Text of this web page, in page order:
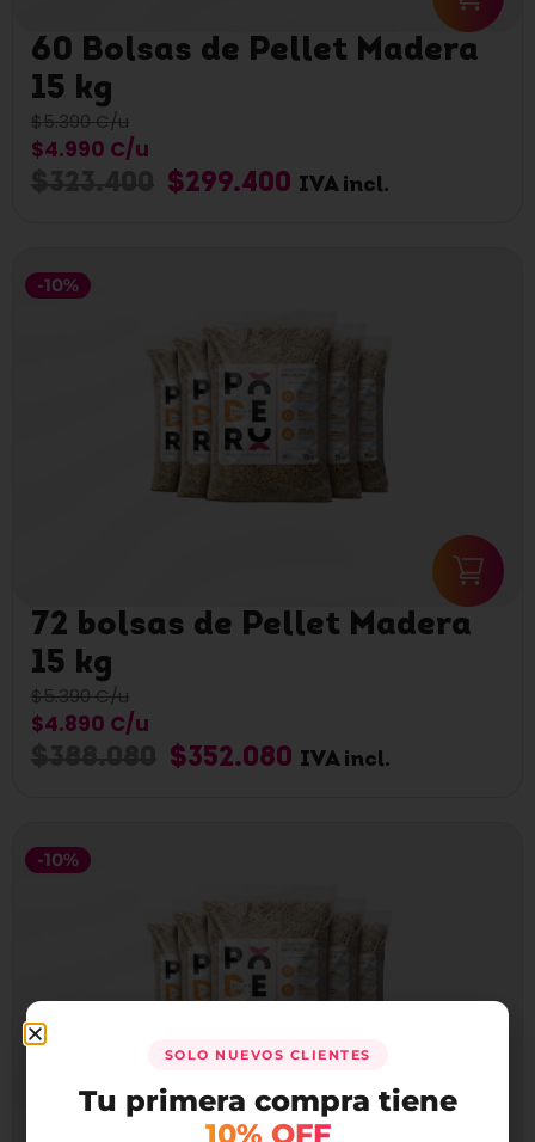
60 Bolsas de Pellet Madera
15 kg
$5.390 C/u
$4.990 C/u
$299.400 IVA incl.
-10%
72 bolsas de Pellet Madera
15 kg
$5.390 C/u
$4.890 C/u
$352.080 IVA incl.
-10%
SOLO NUEVOS CLIENTES
Tu primera compra tiene
10% OFF